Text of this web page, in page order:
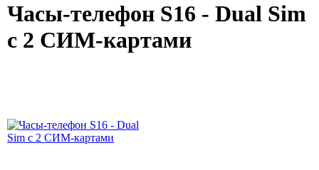
Часы-телефон S16 - Dual Sim
с 2 СИМ-картами